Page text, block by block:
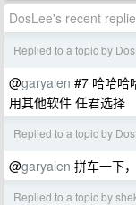
DosLee's recent
Replied to a topic by
@garyalen #7 哈哈哈
用其他软件 任君选择
Replied to a topic by
@garyalen 拼车一下
Replied to a topic by